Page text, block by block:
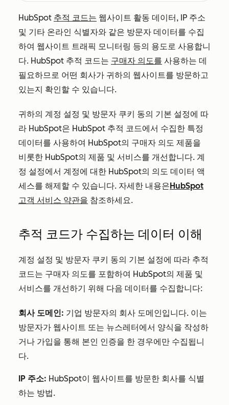
HubSpot 추적 코드는 웹사이트 활동 데이터, IP 주소
및 기타 온라인 식별자와 같은 방문자 데이터를 수집
하여 웹사이트 트래픽 모니터링 등의 용도로 사용합니
다. HubSpot 추적 코드는 구매자 의도를 사용하는 데
필요하므로 어떤 회사가 귀하의 웹사이트를 방문하고
있는지 확인할 수 있습니다.
귀하의 계정 설정 및 방문자 쿠키 동의 기본 설정에 따
라 HubSpot은 HubSpot 추적 코드에서 수집한 특정
데이터를 사용하여 HubSpot의 구매자 의도 제품을
비롯한 HubSpot의 제품 및 서비스를 개선합니다. 계
정 설정에서 계정에 대한 HubSpot의 의도 데이터 액
세스를 해제할 수 있습니다. 자세한 내용은HubSpot
고객 서비스 약관을 참조하세요.
추적 코드가 수집하는 데이터 이해
계정 설정 및 방문자 쿠키 동의 기본 설정에 따라 추적
코드는 구매자 의도를 포함하여 HubSpot의 제품 및
서비스를 개선하기 위해 다음 데이터를 수집합니다:
회사 도메인: 기업 방문자의 회사 도메인입니다. 이는
방문자가 웹사이트 또는 뉴스레터에서 양식을 작성하
거나 가입을 통해 본인 인증을 한 경우에만 수집됩니
다.
IP 주소: HubSpot이 웹사이트를 방문한 회사를 식별
하는 방법.